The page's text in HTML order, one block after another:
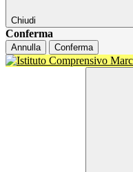
Chiudi
Conferma
Annulla Conferma